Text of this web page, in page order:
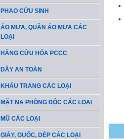
PHAO CỨU SINH
ÁO MƯA, QUẦN ÁO MƯA CÁC
LOẠI
HÀNG CỨU HỎA PCCC
DÂY AN TOÀN
KHẨU TRANG CÁC LOẠI
MẶT NẠ PHÒNG ĐỘC CÁC LOẠI
MŨ CÁC LOẠI
GIÀY, GUỐC, DÉP CÁC LOẠI